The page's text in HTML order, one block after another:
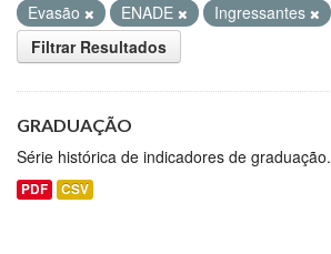
Evasão
ENADE Ingressantes
Filtrar Resultados
GRADUAÇÃO
Série histórica de indicadores de graduação.
PDF CSV